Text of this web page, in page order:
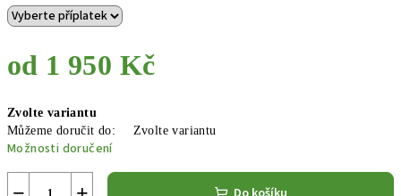
od 1 950 Kč
cena:
Zvolte variantu
Můžeme doručit do:
Zvolte variantu
Možnosti doručení